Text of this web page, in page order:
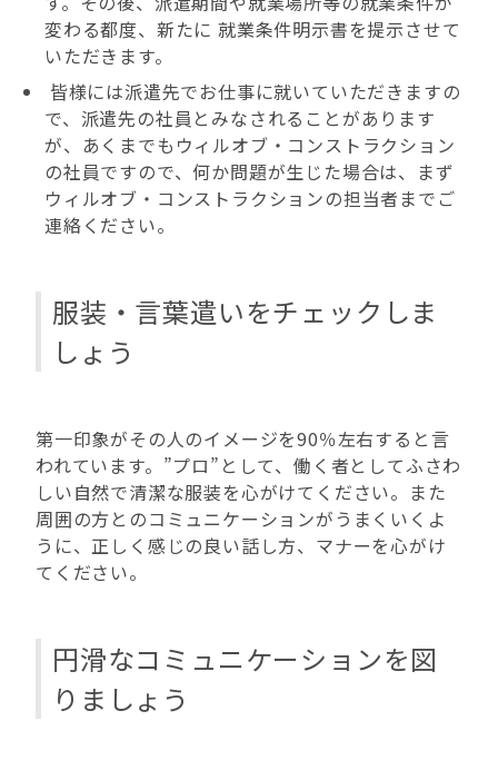
変わる都度、新たに 就業条件明示書を提示させて
いただきます。
皆様には派遣先でお仕事に就いていただきますの
で、派遣先の社員とみなされることがあります
が、あくまでもウィルオブ・コンストラクション
の社員ですので、何か問題が生じた場合は、まず
ウィルオブ・コンストラクションの担当者までご
連絡ください。
服装・言葉遣いをチェックしま
しょう
第一印象がその人のイメージを90％左右すると言
われています。”プロ”として、働く者としてふさわ
しい自然で清潔な服装を心がけてください。また
周囲の方とのコミュニケーションがうまくいくよ
うに、正しく感じの良い話し方、マナーを心がけ
てください。
円滑なコミュニケーションを図
りましょう